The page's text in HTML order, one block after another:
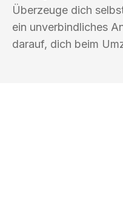
Überzeuge dich
ein unverbindliches
darauf, dich beim